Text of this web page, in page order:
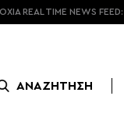
REAL TIME NEWS FEED:
ΑΝΑΖΗΤΗΣΗ